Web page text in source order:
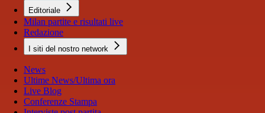
Editoriale
Milan partite e risultati live
Redazione
I siti del nostro network
News
Ultime News/Ultima ora
Live Blog
Conferenze Stampa